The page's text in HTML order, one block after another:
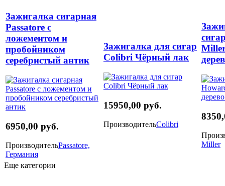
Зажигалка сигарная
Passatore с
ложементом и
пробойником
серебристый антик
6950,00 руб.
ПроизводительPassatore,
Германия
Зажигалка для сигар
Colibri Чёрный лак
15950,00 руб.
ПроизводительColibri
Miller
Еще категории